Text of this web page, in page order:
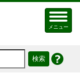
メニュー